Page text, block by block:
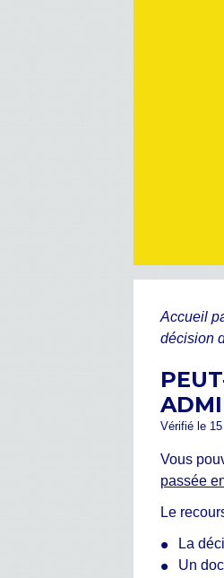
Accueil
décision
Vérifié le
Vous
passée
Le
La
Un